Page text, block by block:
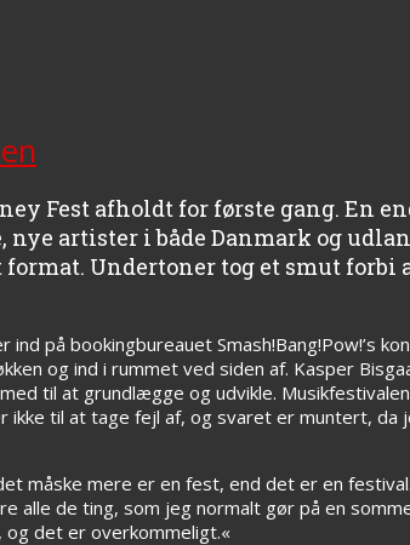
Fest afholdt for første gang. En
artister i både Danmark og
format. Undertoner tog et smut
på bookingbureauet Smash!Bang!Pow!’s
og ind i rummet ved siden af. Kasper
til at grundlægge og udvikle.
til at tage fejl af, og svaret er muntert,
måske mere er en fest, end det er en
alle de ting, som jeg normalt gør på en
det er overkommeligt.«